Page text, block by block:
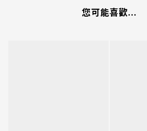
您可能喜歡...